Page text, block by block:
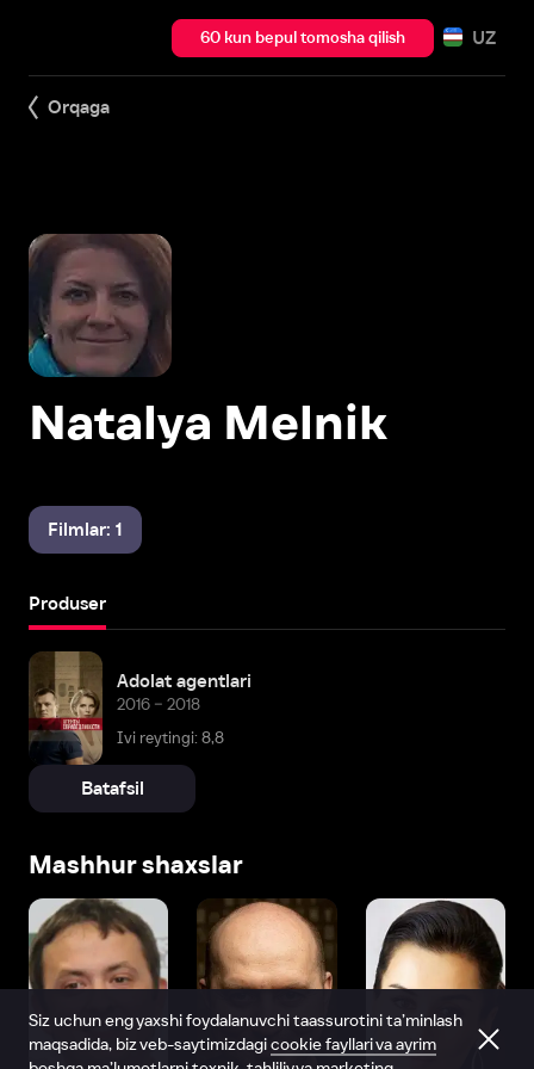
60 kun bepul tomosha qilish UZ
Orqaga
Natalya Melnik
Filmlar: 1
Produser
Adolat agentlari
2016 – 2018
Ivi reytingi: 8,8
Batafsil
Mashhur shaxslar
Siz uchun eng yaxshi foydalanuvchi taassurotini ta’minlash
maqsadida, biz veb-saytimizdagicookie fayllari va ayrim